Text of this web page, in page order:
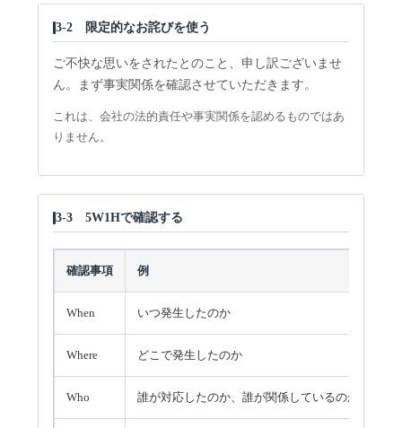
3-2 限定的なお詫びを使う
ご不快な思いをされたとのこと、申し訳ございませ
ん。まず事実関係を確認させていただきます。
これは、会社の法的責任や事実関係を認めるものではあ
りません。
3-3 5W1Hで確認する
確認事項 例
When いつ発生したのか
Where どこで発生したのか
Who 誰が対応したのか、誰が関係しているのか